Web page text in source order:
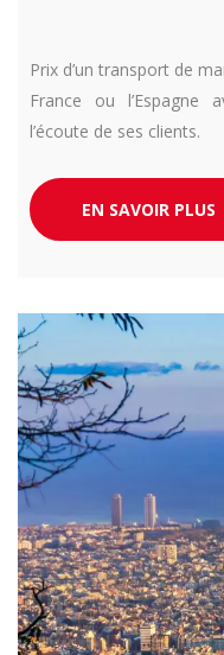
Prix d’un transport de
France ou l’Espagne
l’écoute de ses clients.
EN SAVOIR PLUS